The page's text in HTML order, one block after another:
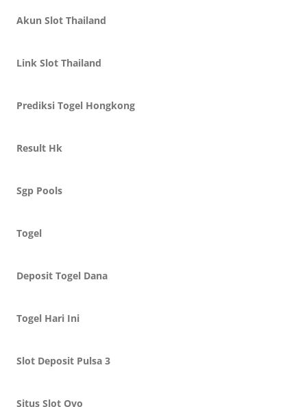
Akun Slot Thailand
Link Slot Thailand
Prediksi Togel Hongkong
Result Hk
Sgp Pools
Togel
Deposit Togel Dana
Togel Hari Ini
Slot Deposit Pulsa 3
Situs Slot Ovo